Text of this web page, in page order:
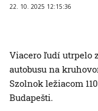
22. 10. 2025 12:15:36
Viacero ľudí utrpelo
autobusu na
Szolnok ležiacom
Budapešti.